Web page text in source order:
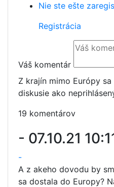
Nie ste ešte
Registrácia
Váš komentár
Z krajín mimo Európy
diskusie ako
19 komentárov
- 07.10.21
-
A z akeho dovodu by
sa dostala do Europy?